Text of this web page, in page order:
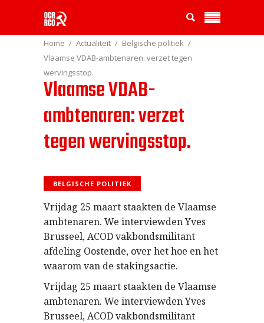
Home Actualiteit
Belgische politiek
Vlaamse VDAB-ambtenaren: verzet tegen
wervingsstop.
Vlaamse VDAB-
ambtenaren: verzet
tegen wervingsstop.
BELGISCHE POLITIEK
Vrijdag 25 maart staakten de Vlaamse
ambtenaren. We interviewden Yves
Brusseel, ACOD vakbondsmilitant
afdeling Oostende, over het hoe en het
waarom van de stakingsactie.
Vrijdag 25 maart staakten de Vlaamse
ambtenaren. We interviewden Yves
Brusseel, ACOD vakbondsmilitant